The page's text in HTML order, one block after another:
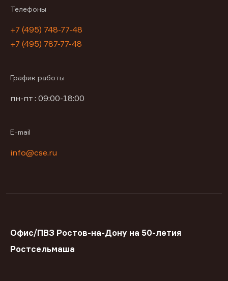
Телефоны
+7 (495) 748-77-48
+7 (495) 787-77-48
График работы
пн-пт : 09:00-18:00
E-mail
info@cse.ru
Офис/ПВЗ Ростов-на-Дону на 50-летия
Ростсельмаша